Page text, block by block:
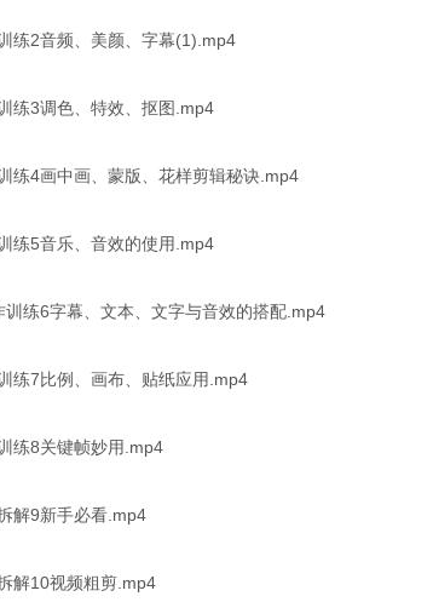
练2音频、美颜、字幕(1).mp4
练3调色、特效、抠图.mp4
练4画中画、蒙版、花样剪辑秘诀.mp4
练5音乐、音效的使用.mp4
练6字幕、文本、文字与音效的搭配.mp4
练7比例、画布、贴纸应用.mp4
练8关键帧妙用.mp4
解9新手必看.mp4
解10视频粗剪.mp4